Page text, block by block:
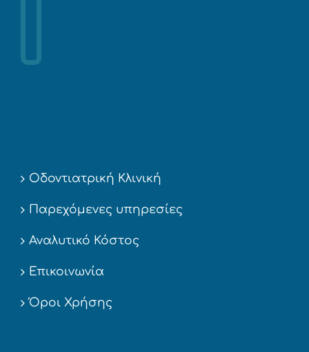
Οδοντιατρική Κλινική
Παρεχόμενες υπηρεσίες
Αναλυτικό Κόστος
Επικοινωνία
Όροι Χρήσης